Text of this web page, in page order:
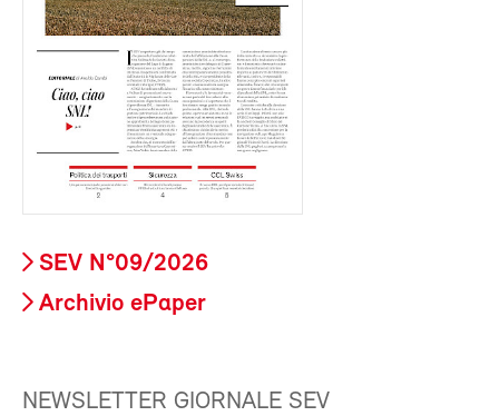
SEV N°09/2026
Archivio ePaper
NEWSLETTER GIORNALE SEV